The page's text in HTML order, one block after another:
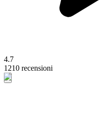
4.7
1210 recensioni